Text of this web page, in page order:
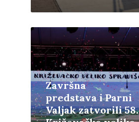
Završna
predstava i Parni
Valjak zatvorili 58.
Pročitajte
više